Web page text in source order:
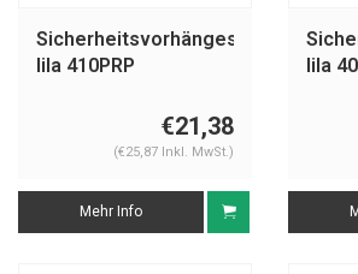
Sicherheitsvorhängeschloss
lila 410PRP
€21,38
(€25,87 Inkl. MwSt.)
Mehr Info
lila